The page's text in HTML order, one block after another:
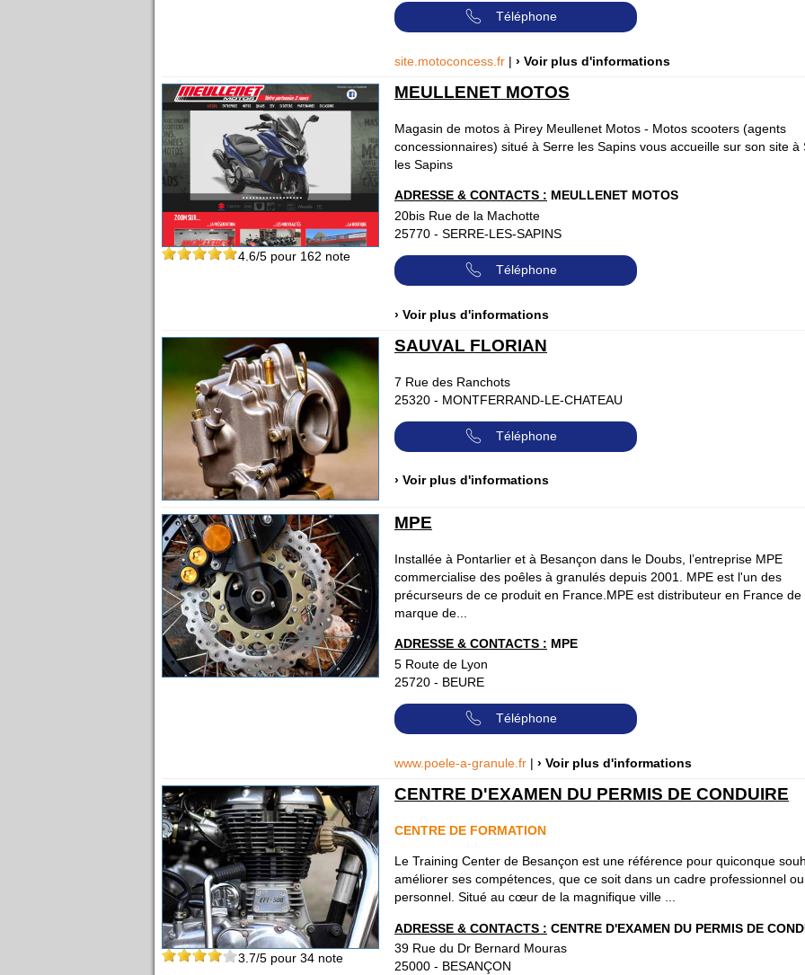
Téléphone
site.motoconcess.fr | › Voir plus d'informations
4.6/5 pour 162 note
MEULLENET MOTOS
Magasin de motos à Pirey Meullenet Motos - Motos scooters (agents
concessionnaires) situé à Serre les Sapins vous accueille sur son site à
les Sapins
ADRESSE & CONTACTS : MEULLENET MOTOS
20bis Rue de la Machotte
25770 - SERRE-LES-SAPINS
Téléphone
› Voir plus d'informations
SAUVAL FLORIAN
7 Rue des Ranchots
25320 - MONTFERRAND-LE-CHATEAU
Téléphone
› Voir plus d'informations
MPE
Installée à Pontarlier et à Besançon dans le Doubs, l’entreprise MPE
commercialise des poêles à granulés depuis 2001. MPE est l'un des
précurseurs de ce produit en France.MPE est distributeur en France de
marque de...
ADRESSE & CONTACTS : MPE
5 Route de Lyon
25720 - BEURE
Téléphone
www.poele-a-granule.fr | › Voir plus d'informations
3.7/5 pour 34 note
CENTRE D'EXAMEN DU PERMIS DE CONDUIRE
CENTRE DE FORMATION
Le Training Center de Besançon est une référence pour quiconque
améliorer ses compétences, que ce soit dans un cadre professionnel ou
personnel. Situé au cœur de la magnifique ville ...
ADRESSE & CONTACTS : CENTRE D'EXAMEN DU PERMIS DE
39 Rue du Dr Bernard Mouras
25000 - BESANÇON